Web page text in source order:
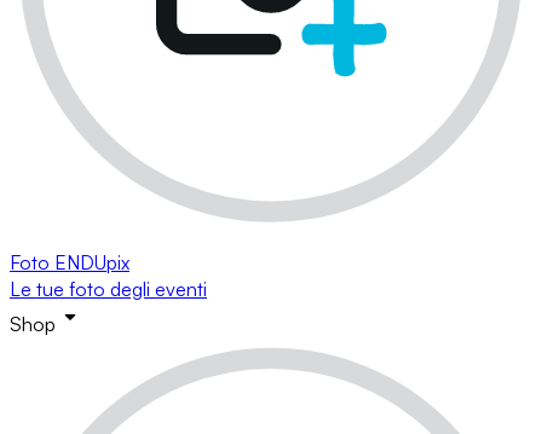
Foto ENDUpix
Le tue foto degli eventi
Shop